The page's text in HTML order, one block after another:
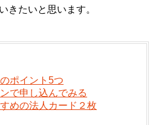
きたいと思います。
ポイント5つ
で申し込んでみる
めの法人カード２枚